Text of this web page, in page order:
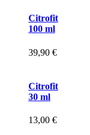
Citrofit
100 ml
39,90 €
Citrofit
30 ml
13,00 €